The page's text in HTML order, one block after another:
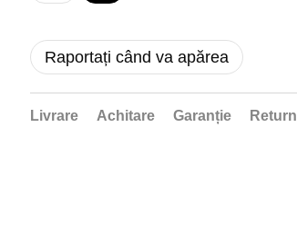
Raportați când va apărea
Livrare Achitare Garanție